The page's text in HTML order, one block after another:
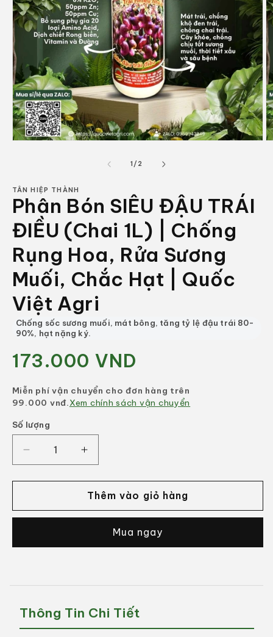
hộp
tương
tác
1 /trong
2
TÂN HIỆP THÀNH
Phân Bón SIÊU ĐẬU TRÁI
ĐIỀU (Chai 1L) | Chống
Rụng Hoa, Rửa Sương
Muối, Chắc Hạt | Quốc
Việt Agri
Chống sốc sương muối, mát bông, tăng tỷ lệ đậu trái 80-
90%, hạt nặng ký.
Giá
thường
173.000 VND
Miễn phí vận chuyển cho đơn hàng trên
99.000 vnđ.Xem chính sách vận chuyển
Số
Số lượng
số
lượng
Phân
ĐẬU
(Chai
Chống
Tăng
số
lượng
của
Phân
ĐẬU
(Chai
|
Chống
Thêm vào giỏ hàng
Mua ngay
Thông Tin Chi Tiết